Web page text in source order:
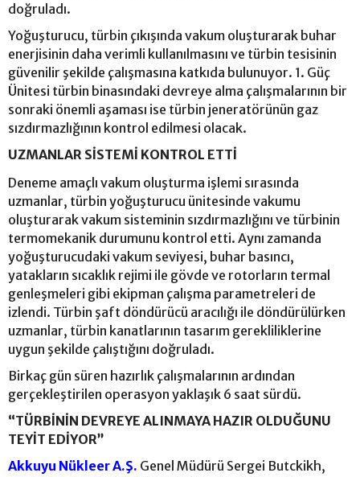
doğruladı.
Yoğuşturucu, türbin çıkışında vakum oluşturarak buhar
enerjisinin daha verimli kullanılmasını ve türbin tesisinin
güvenilir şekilde çalışmasına katkıda bulunuyor. 1. Güç
Ünitesi türbin binasındaki devreye alma çalışmalarının bir
sonraki önemli aşaması ise türbin jeneratörünün gaz
sızdırmazlığının kontrol edilmesi olacak.
UZMANLAR SİSTEMİ KONTROL ETTİ
Deneme amaçlı vakum oluşturma işlemi sırasında
uzmanlar, türbin yoğuşturucu ünitesinde vakumu
oluşturarak vakum sisteminin sızdırmazlığını ve türbinin
termomekanik durumunu kontrol etti. Aynı zamanda
yoğuşturucudaki vakum seviyesi, buhar basıncı,
yatakların sıcaklık rejimi ile gövde ve rotorların termal
genleşmeleri gibi ekipman çalışma parametreleri de
izlendi. Türbin şaft döndürücü aracılığı ile döndürülürken
uzmanlar, türbin kanatlarının tasarım gerekliliklerine
uygun şekilde çalıştığını doğruladı.
Birkaç gün süren hazırlık çalışmalarının ardından
gerçekleştirilen operasyon yaklaşık 6 saat sürdü.
“TÜRBİNİN DEVREYE ALINMAYA HAZIR OLDUĞUNU
TEYİT EDİYOR”
Akkuyu Nükleer A.Ş. Genel Müdürü Sergei Butckikh,